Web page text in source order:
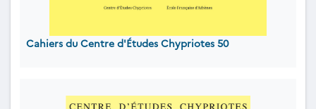
Cahiers du Centre d'Études Chypriotes 50